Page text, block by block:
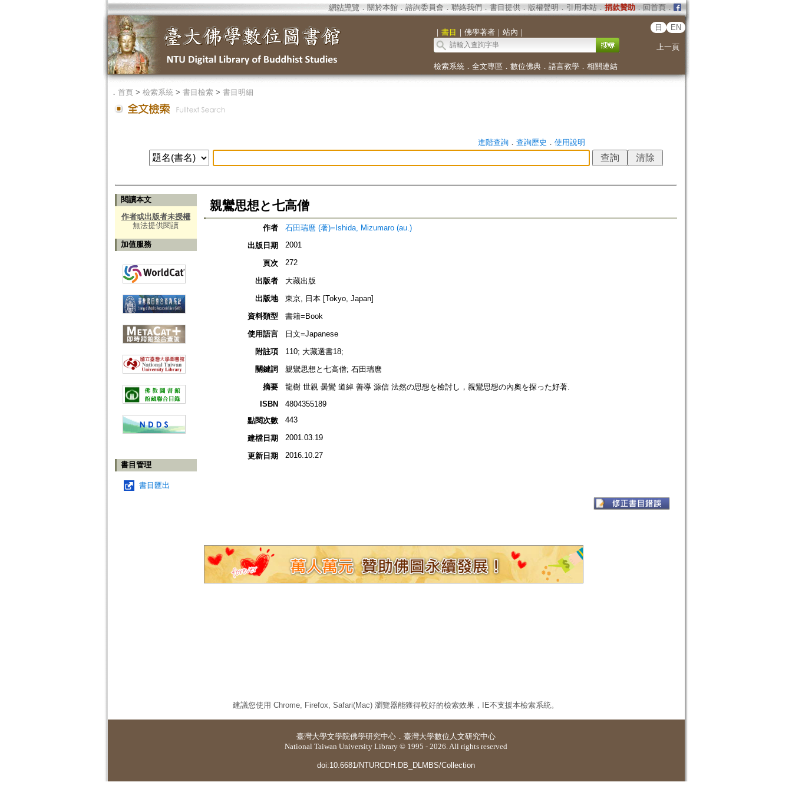
網站導覽 ． 關於本館． 諮詢委員會． 聯絡我們 ． 書目提供． 版權聲明 ． 引用本站． 捐款贊助．回首頁．
｜ 書目 ｜ 佛學著者｜ 站內 ｜
日 EN
上一頁
檢索系統． 全文專區 ． 數位佛典． 語言教學． 相關連結
． 首頁> 檢索系統> 書目檢索> 書目明細
進階查詢． 查詢歷史 ． 使用說明
閱讀本文
作者或出版者未授權
無法提供閱讀
加值服務
書目管理
書目匯出
親鸞思想と七高僧
作者
石田瑞麿 (著)=Ishida, Mizumaro (au.)
出版日期
2001
頁次 272
出版者
大藏出版
出版地
東京, 日本 [Tokyo, Japan]
資料類型
書籍=Book
使用語言
日文=Japanese
附註項
110; 大藏選書18;
關鍵詞
親鸞思想と七高僧; 石田瑞麿
摘要
龍樹 世親 曇鸞 道綽 善導 源信 法然の思想を檢討し，親鸞思想の內奧を探った好著.
ISBN
4804355189
點閱次數
443
建檔日期 2001.03.19
更新日期 2016.10.27
建議您使用 Chrome, Firefox, Safari(Mac) 瀏覽器能獲得較好的檢索效果，IE不支援本檢索系統。
臺灣大學文學院佛學研究中心 ． 臺灣大學數位人文研究中心
National Taiwan University Library © 1995 - 2026. All rights reserved
doi:10.6681/NTURCDH.DB_DLMBS/Collection